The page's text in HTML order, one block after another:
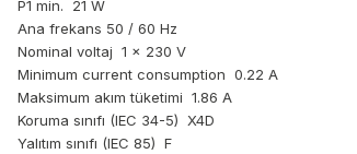
P1 min. 21 W
Ana frekans 50 / 60 Hz
Nominal voltaj 1 x 230 V
Minimum current consumption 0.22 A
Maksimum akım tüketimi 1.86 A
Koruma sınıfı (IEC 34-5) X4D
Yalıtım sınıfı (IEC 85) F